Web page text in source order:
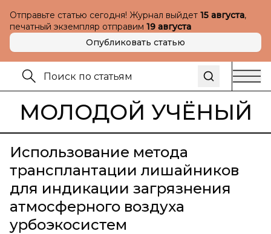
Отправьте статью сегодня! Журнал выйдет 15 августа,
печатный экземпляр отправим 19 августа
Опубликовать статью
МОЛОДОЙ УЧЁНЫЙ
Использование метода
трансплантации лишайников
для индикации загрязнения
атмосферного воздуха
урбоэкосистем